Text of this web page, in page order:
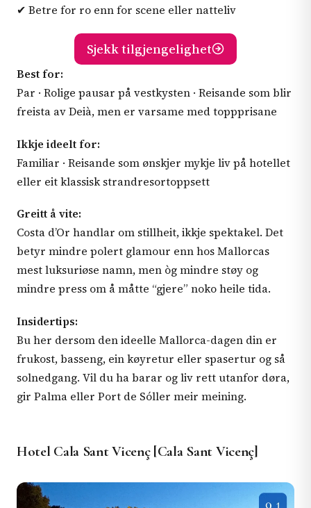
✔ Betre for ro enn for scene eller natteliv
Sjekk tilgjengelighet
Best for:
Par · Rolige pausar på vestkysten · Reisande som blir
freista av Deià, men er varsame med toppprisane
Ikkje ideelt for:
Familiar · Reisande som ønskjer mykje liv på hotellet
eller eit klassisk strandresortoppsett
Greitt å vite:
Costa d’Or handlar om stillheit, ikkje spektakel. Det
betyr mindre polert glamour enn hos Mallorcas
mest luksuriøse namn, men òg mindre støy og
mindre press om å måtte “gjere” noko heile tida.
Insidertips:
Bu her dersom den ideelle Mallorca-dagen din er
frukost, basseng, ein køyretur eller spasertur og så
solnedgang. Vil du ha barar og liv rett utanfor døra,
gir Palma eller Port de Sóller meir meining.
Hotel Cala Sant Vicenç [Cala Sant Vicenç]